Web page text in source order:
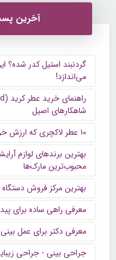
آخرین
گردنبند استیل کدر شده؟
می‌اندازد!
شاهکارهای اصیل
۱۰ عطر لاکچری که ارزش خرید بالایی دارند
بهترین برندهای لوازم
محبوب‌ترین مارک‌ها
بهترین مرکز فروش دستگاه
معرفی راهی ساده برای
معرفی دکتر برای عمل بینی
جراحی بینی - جراحی